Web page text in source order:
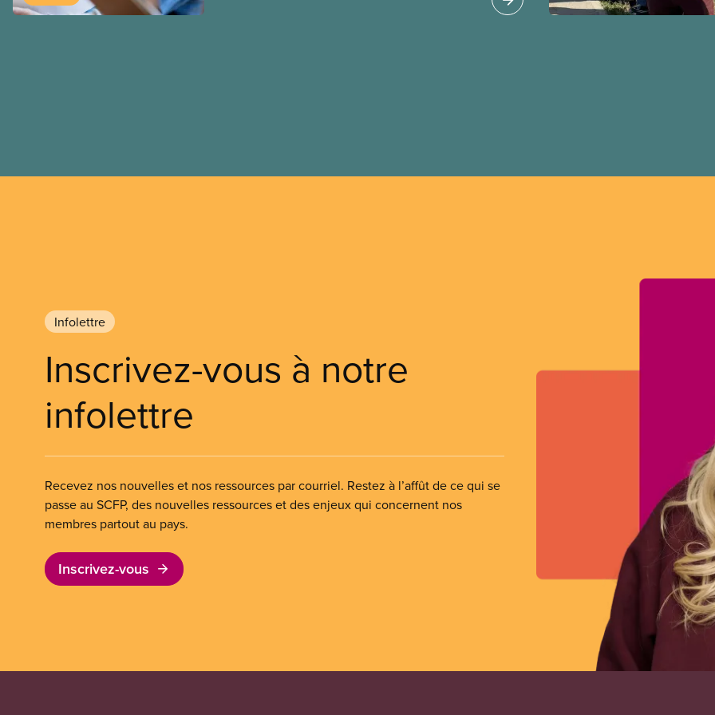
Infolettre
Inscrivez-vous à notre
infolettre
Recevez nos nouvelles et nos ressources par courriel. Restez à l’affût de ce qui se
passe au SCFP, des nouvelles ressources et des enjeux qui concernent nos
membres partout au pays.
Inscrivez-vous